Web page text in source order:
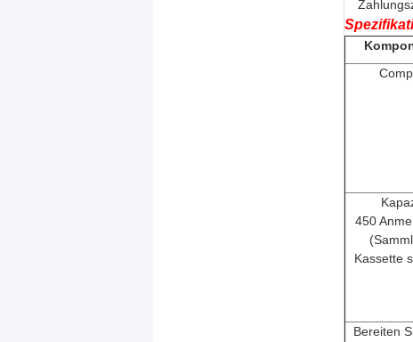
450
Kassette
Bereiten